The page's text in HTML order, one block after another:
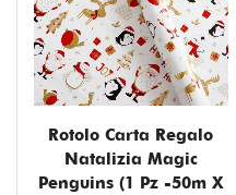
Rotolo Carta Regalo
Natalizia Magic
Penguins (1 Pz -50m X